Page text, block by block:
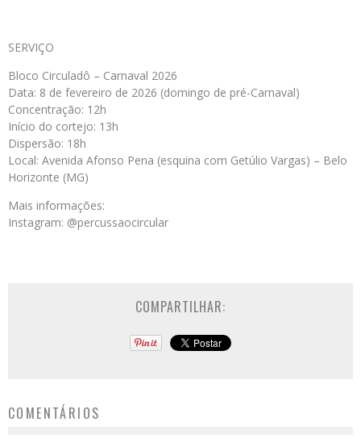
SERVIÇO
Bloco Circuladô – Carnaval 2026
Data: 8 de fevereiro de 2026 (domingo de pré-Carnaval)
Concentração: 12h
Início do cortejo: 13h
Dispersão: 18h
Local: Avenida Afonso Pena (esquina com Getúlio Vargas) – Belo
Horizonte (MG)
Mais informações:
Instagram: @percussaocircular
COMPARTILHAR:
COMENTÁRIOS